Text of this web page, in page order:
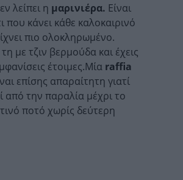
λείπει η μαρινιέρα. Είναι
που κάνει κάθε καλοκαιρινό
πιο ολοκληρωμένο.
με τζιν βερμούδα και έχεις
έτοιμες.Μία raffia
επίσης απαραίτητη γιατί
από την παραλία μέχρι το
ποτό χωρίς δεύτερη